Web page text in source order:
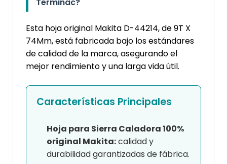
Terminac?
Esta hoja original Makita D-44214, de 9T X
74Mm, está fabricada bajo los estándares
de calidad de la marca, asegurando el
mejor rendimiento y una larga vida útil.
Características Principales
Hoja para Sierra Caladora 100%
original Makita:calidad y
durabilidad garantizadas de fábrica.